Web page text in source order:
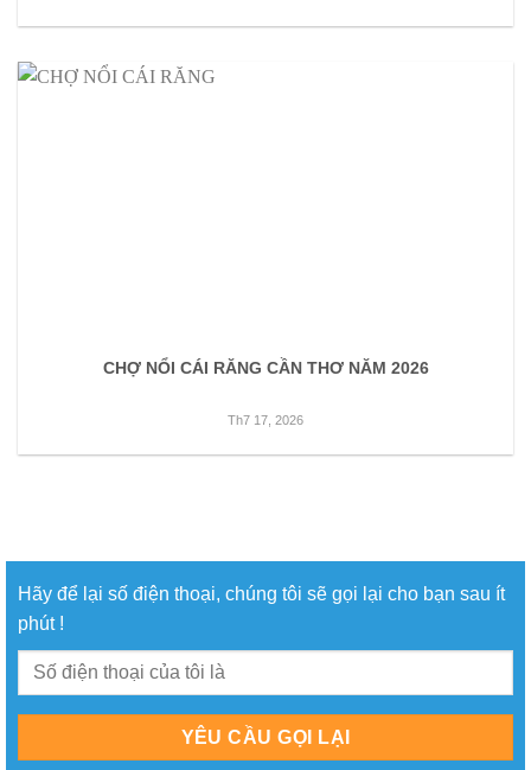
CHỢ NỔI CÁI RĂNG CẦN THƠ NĂM 2026
Th7 17, 2026
Hãy để lại số điện thoại, chúng tôi sẽ gọi lại cho bạn sau ít
phút !